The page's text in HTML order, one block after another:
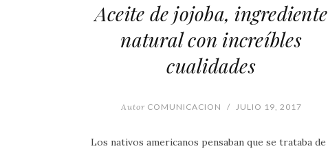
Aceite de jojoba, ingrediente
natural con increíbles
cualidades
AutorCOMUNICACION / JULIO 19, 2017
Los nativos americanos pensaban que se trataba de